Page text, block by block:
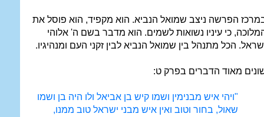
הפרשה ניצב שמואל הנביא. הוא מקפיד, הוא פוסל את
כי עיניו נשואות לשמים. הוא מדבר בשם ה' אלוהי
הכל מתנהל בין שמואל הנביא לבין זקני העם ומנהיגיו.
מאוד הדברים בפרק ט:
"ויהי איש מבנימין ושמו קיש בן אביאל ולו היה בן ושמו
שאול, בחור וטוב ואין איש מבני ישראל טוב ממנו,